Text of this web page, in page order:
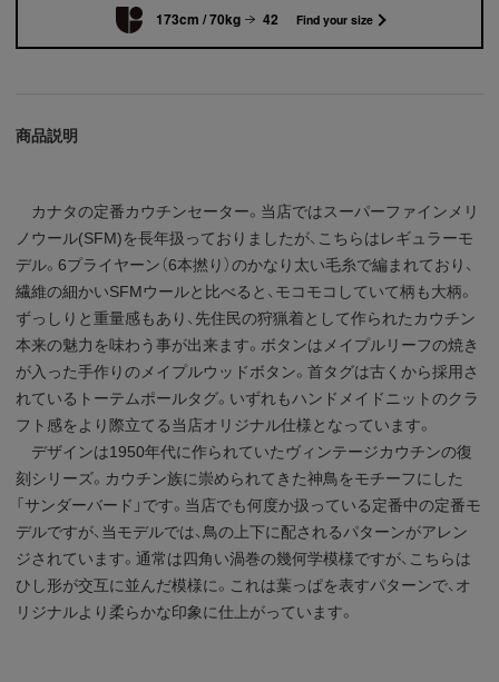
173cm / 70kg 42 Find your size
商品説明
カナタの定番カウチンセーター。当店ではスーパーファインメリ
ノウール(SFM)を長年扱っておりましたが、こちらはレギュラーモ
デル。6プライヤーン（6本撚り）のかなり太い毛糸で編まれており、
繊維の細かいSFMウールと比べると、モコモコしていて柄も大柄。
ずっしりと重量感もあり、先住民の狩猟着として作られたカウチン
本来の魅力を味わう事が出来ます。ボタンはメイプルリーフの焼き
が入った手作りのメイプルウッドボタン。首タグは古くから採用さ
れているトーテムポールタグ。いずれもハンドメイドニットのクラ
フト感をより際立てる当店オリジナル仕様となっています。
デザインは1950年代に作られていたヴィンテージカウチンの復
刻シリーズ。カウチン族に崇められてきた神鳥をモチーフにした
「サンダーバード」です。当店でも何度か扱っている定番中の定番モ
デルですが、当モデルでは、鳥の上下に配されるパターンがアレン
ジされています。通常は四角い渦巻の幾何学模様ですが、こちらは
ひし形が交互に並んだ模様に。これは葉っぱを表すパターンで、オ
リジナルより柔らかな印象に仕上がっています。